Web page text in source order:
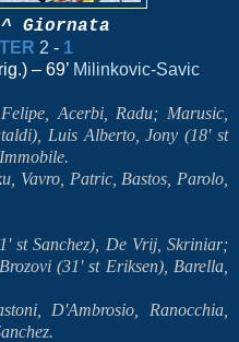
Giornata
2 - 1
– 69’ Milinkovic-Savic
Acerbi, Radu; Marusic,
Luis Alberto, Jony (18' st
Vavro, Patric, Bastos, Parolo,
st Sanchez), De Vrij, Skriniar;
(31' st Eriksen), Barella,
D'Ambrosio, Ranocchia,